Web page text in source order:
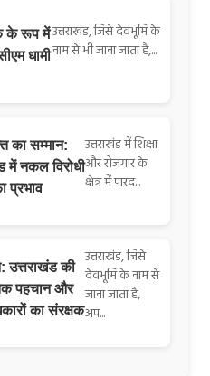
के रूप में
धामी
उत्तराखंड, जिसे देवभूमि के
नाम से भी जाना जाता है,...
का सम्मान:
में नकल विरोधी
प्रभाव
उत्तराखंड में शिक्षा
और रोजगार के
क्षेत्र में पारद...
उत्तराखंड की
पहचान और
का संरक्षक
उत्तराखंड, जिसे
देवभूमि के नाम से
जाना जाता है,
अप...